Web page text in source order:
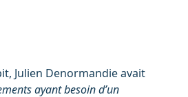
Julien Denormandie avait
ayant besoin d’un